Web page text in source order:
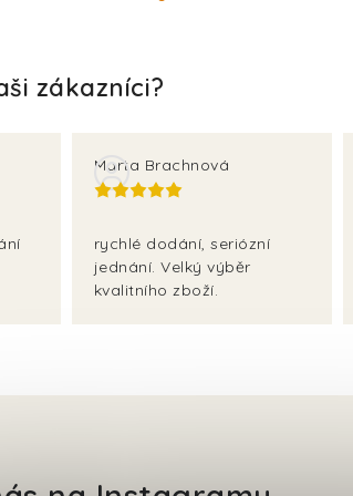
Marta Brachnová
rychlé dodání, seriózní
jednání. Velký výběr
kvalitního zboží.